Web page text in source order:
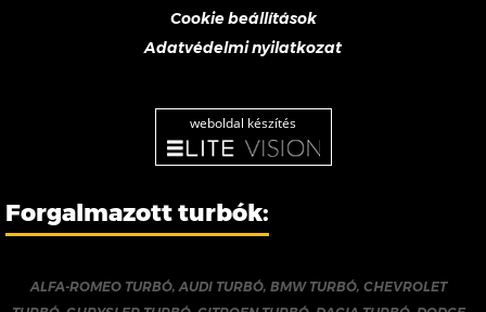
Cookie beállítások
Adatvédelmi nyilatkozat
weboldal készítés
Forgalmazott turbók:
ALFA-ROMEO TURBÓ,AUDI TURBÓ, BMW TURBÓ, CHEVROLET